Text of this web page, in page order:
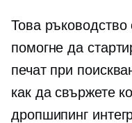
Това
помогне да
печат при
как да свържете
дропшипинг